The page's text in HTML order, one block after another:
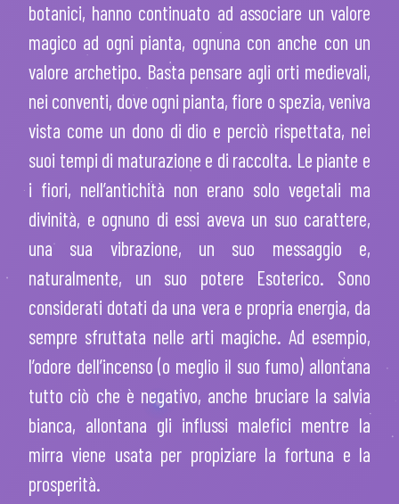
botanici, hanno continuato ad associare un valore
magico ad ogni pianta, ognuna con anche con un
valore archetipo. Basta pensare agli orti medievali,
nei conventi, dove ogni pianta, fiore o spezia, veniva
vista come un dono di dio e perciò rispettata, nei
suoi tempi di maturazione e di raccolta. Le piante e
i fiori, nell’antichità non erano solo vegetali ma
divinità, e ognuno di essi aveva un suo carattere,
una sua vibrazione, un suo messaggio e,
naturalmente, un suo potere Esoterico. Sono
considerati dotati da una vera e propria energia, da
sempre sfruttata nelle arti magiche. Ad esempio,
l’odore dell’incenso (o meglio il suo fumo) allontana
tutto ciò che è negativo, anche bruciare la salvia
bianca, allontana gli influssi malefici mentre la
mirra viene usata per propiziare la fortuna e la
prosperità.